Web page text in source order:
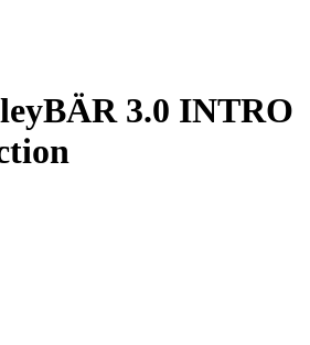
3.0 INTRO